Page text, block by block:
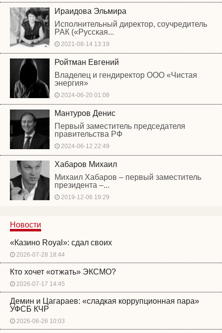
Ираидова Эльмира
Исполнительный директор, соучредитель
РАК («Русская...
2021-08-14 13:19
Ройтман Евгений
Владелец и гендиректор ООО «Чистая
энергия»
2024-06-20 01:08
Мантуров Денис
Первый заместитель председателя
правительства РФ
2024-06-12 22:49
Хабаров Михаил
Михаил Хабаров – первый заместитель
президента –...
2019-12-06 19:29
Новости
«Казино Royal»: сдал своих
2026-07-28 18:44
Кто хочет «отжать» ЭКСМО?
2026-07-17 14:45
Демин и Цагараев: «сладкая коррупционная пара»
УФСБ КЧР
2026-06-26 10:03